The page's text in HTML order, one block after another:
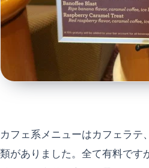
カフェ系メニューはカフェラテ
類がありました。全て有料です